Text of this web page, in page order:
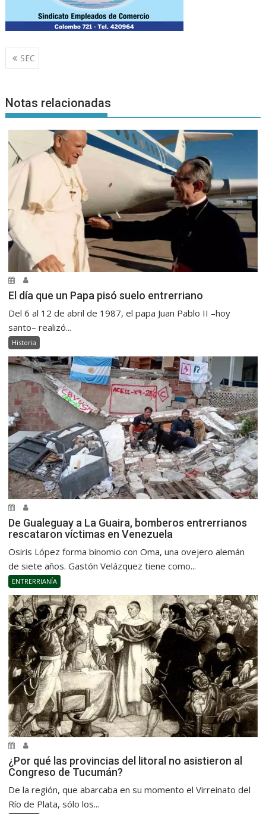
Navegación
de
SEC
Notas relacionadas
El día que un Papa pisó suelo entrerriano
Del 6 al 12 de abril de 1987, el papa Juan Pablo II –hoy
santo– realizó...
Historia
De Gualeguay a La Guaira, bomberos entrerrianos
rescataron víctimas en Venezuela
Osiris López forma binomio con Oma, una ovejero alemán
de siete años. Gastón Velázquez tiene como...
ENTRERRIANÍA
¿Por qué las provincias del litoral no asistieron al
Congreso de Tucumán?
De la región, que abarcaba en su momento el Virreinato del
Río de Plata, sólo los...